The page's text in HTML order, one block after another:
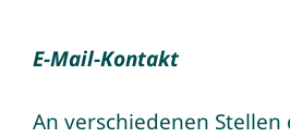
E-Mail-Kontakt
An verschiedenen